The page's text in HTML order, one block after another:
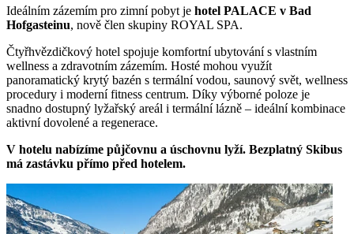
Ideálním zázemím pro zimní pobyt je hotel PALACE v Bad
Hofgasteinu, nově člen skupiny ROYAL SPA.
Čtyřhvězdičkový hotel spojuje komfortní ubytování s vlastním
wellness a zdravotním zázemím. Hosté mohou využít
panoramatický krytý bazén s termální vodou, saunový svět, wellness
procedury i moderní fitness centrum. Díky výborné poloze je
snadno dostupný lyžařský areál i termální lázně – ideální kombinace
aktivní dovolené a regenerace.
V hotelu nabízíme půjčovnu a úschovnu lyží. Bezplatný Skibus
má zastávku přímo před hotelem.